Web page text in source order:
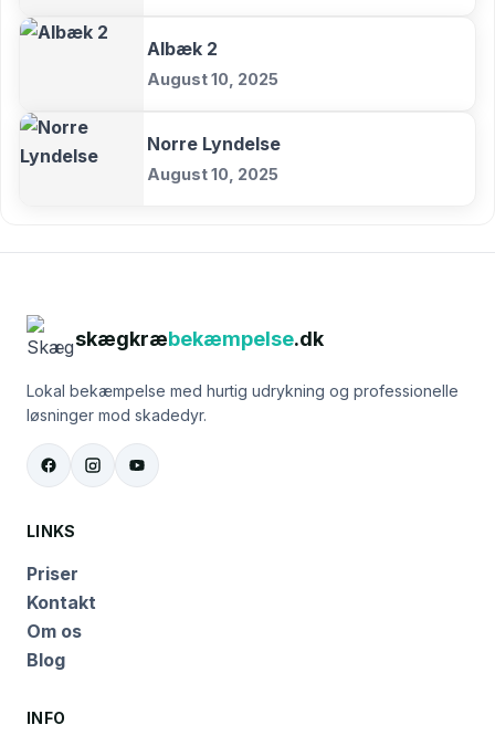
Albæk 2
August 10, 2025
Norre Lyndelse
August 10, 2025
skægkræbekæmpelse.dk
Lokal bekæmpelse med hurtig udrykning og professionelle
løsninger mod skadedyr.
LINKS
Priser
Kontakt
Om os
Blog
INFO